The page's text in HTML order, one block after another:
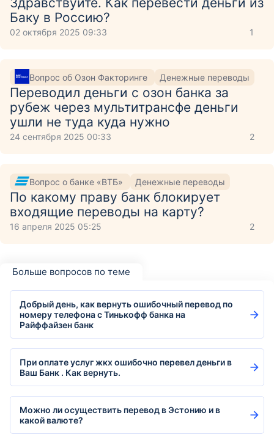
Баку в Россию?
02 октября 2025 09:33 1
Вопрос об Озон Факторинге Денежные переводы
Переводил деньги с озон банка за
рубеж через мультитрансфе деньги
ушли не туда куда нужно
24 сентября 2025 00:33 2
Вопрос о банке «ВТБ» Денежные переводы
По какому праву банк блокирует
входящие переводы на карту?
16 апреля 2025 05:25 2
Больше вопросов по теме
Добрый день, как вернуть ошибочный перевод по
номеру телефона с Тинькофф банка на
Райффайзен банк
При оплате услуг жкх ошибочно перевел деньги в
Ваш Банк . Как вернуть.
Можно ли осуществить перевод в Эстонию и в
какой валюте?